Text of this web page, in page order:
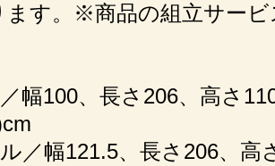
ます。※商品の組立サー
幅100、長さ206、高さ
／幅121.5、長さ206、高